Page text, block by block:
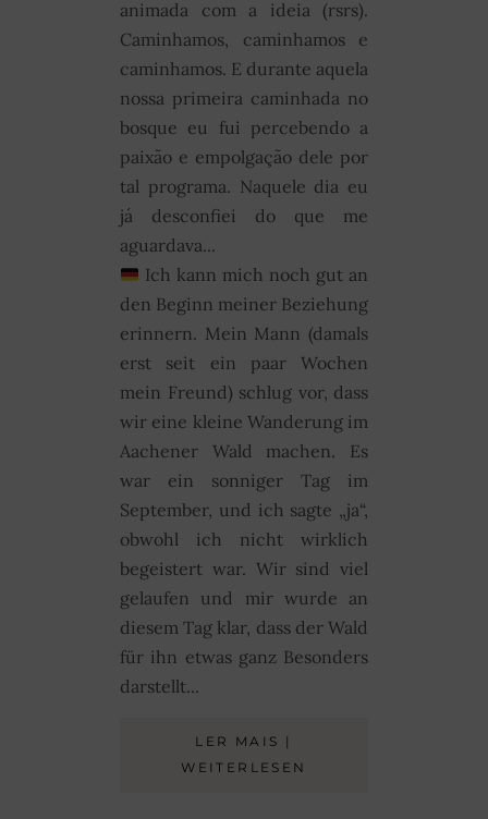
animada com a ideia (rsrs).
Caminhamos, caminhamos e
caminhamos. E durante aquela
nossa primeira caminhada no
bosque eu fui percebendo a
paixão e empolgação dele por
tal programa. Naquele dia eu
já desconfiei do que me
aguardava...
Ich kann mich noch gut an
den Beginn meiner Beziehung
erinnern. Mein Mann (damals
erst seit ein paar Wochen
mein Freund) schlug vor, dass
wir eine kleine Wanderung im
Aachener Wald machen. Es
war ein sonniger Tag im
September, und ich sagte „ja“,
obwohl ich nicht wirklich
begeistert war. Wir sind viel
gelaufen und mir wurde an
diesem Tag klar, dass der Wald
für ihn etwas ganz Besonders
darstellt...
LER MAIS |
WEITERLESEN